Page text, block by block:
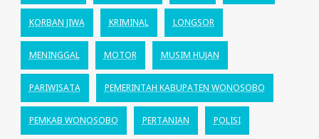
KORBAN JIWA KRIMINAL LONGSOR
MENINGGAL MOTOR MUSIM HUJAN
PARIWISATA PEMERINTAH KABUPATEN WONOSOBO
PEMKAB WONOSOBO PERTANIAN POLISI